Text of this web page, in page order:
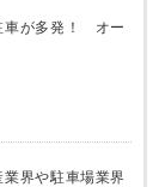
車が多発！ オー
界や駐車場業界